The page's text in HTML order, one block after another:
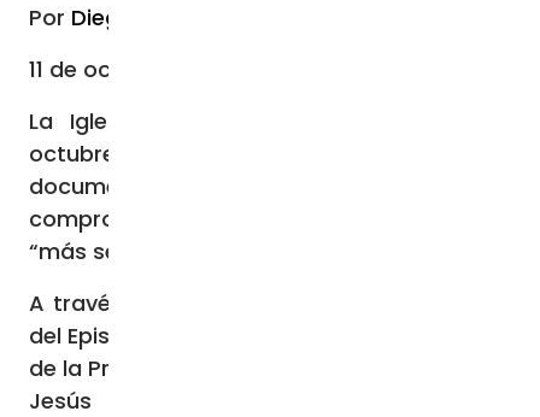
Por Diego López Colín
11 de octubre de 2023 / 05:10 PM
La Iglesia Católica presentó este 10 de
octubre la
documento que recoge propuestas y
compromisos para hacer de México un país
“más seguro y en paz”.
A través de un
del Episcopado Mexicano (CEM), de la mano
de la Provincia Mexicana de la Compañía de
Jesús (Jesuitas) y la Conferencia de